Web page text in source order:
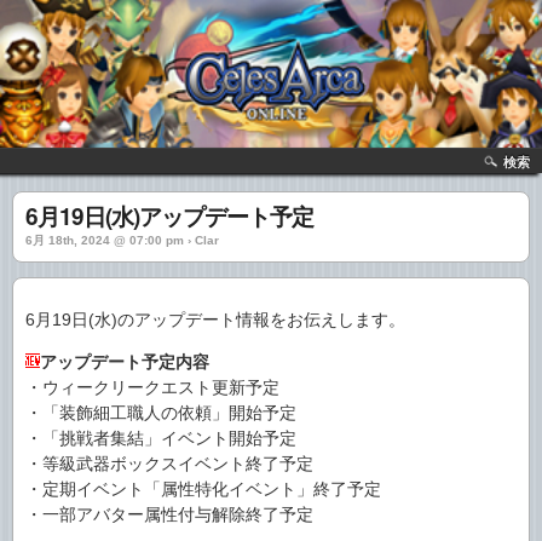
検索
6月19日(水)アップデート予定
6月 18th, 2024 @ 07:00 pm › Clar
6月19日(水)のアップデート情報をお伝えします。
アップデート予定内容
・ウィークリークエスト更新予定
・「装飾細工職人の依頼」開始予定
・「挑戦者集結」イベント開始予定
・等級武器ボックスイベント終了予定
・定期イベント「属性特化イベント」終了予定
・一部アバター属性付与解除終了予定